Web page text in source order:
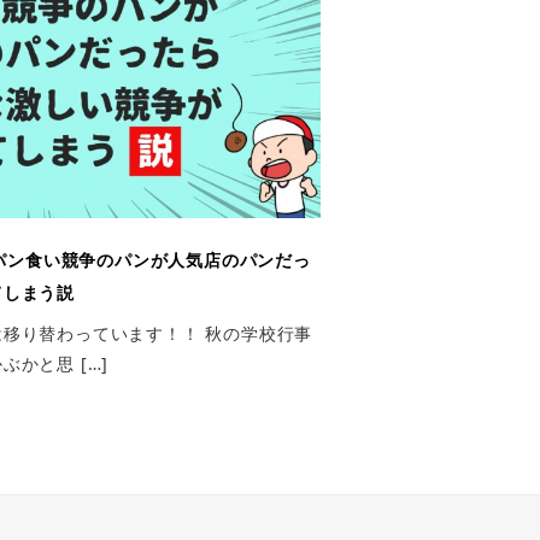
食い競争のパンが人気店のパンだっ
まう説
り替わっています！！ 秋の学校行事
ぶかと思 […]